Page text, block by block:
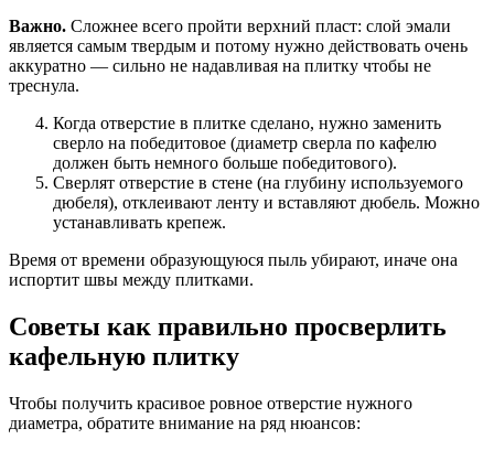
Важно. Сложнее всего пройти верхний пласт: слой эмали
является самым твердым и потому нужно действовать очень
аккуратно — сильно не надавливая на плитку чтобы не
треснула.
Когда отверстие в плитке сделано, нужно заменить
сверло на победитовое (диаметр сверла по кафелю
должен быть немного больше победитового).
Сверлят отверстие в стене (на глубину используемого
дюбеля), отклеивают ленту и вставляют дюбель. Можно
устанавливать крепеж.
Время от времени образующуюся пыль убирают, иначе она
испортит швы между плитками.
Советы как правильно просверлить
кафельную плитку
Чтобы получить красивое ровное отверстие нужного
диаметра, обратите внимание на ряд нюансов: